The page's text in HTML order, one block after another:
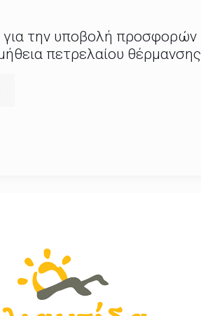
την υποβολή προσφορών
πετρελαίου θέρμανσης